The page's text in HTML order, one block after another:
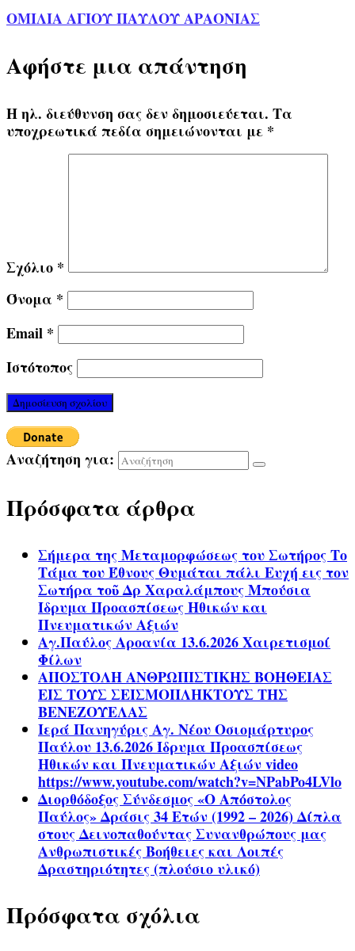
ΟΜΙΛΙΑ ΑΓΙΟΥ ΠΑΥΛΟΥ ΑΡΑΟΝΙΑΣ
Αφήστε μια απάντηση
Η ηλ. διεύθυνση σας δεν δημοσιεύεται. Τα
υποχρεωτικά πεδία σημειώνονται με *
Σχόλιο *
Όνομα *
Email *
Ιστότοπος
Αναζήτηση για:
Πρόσφατα άρθρα
Σήμερα της Μεταμορφώσεως του Σωτήρος Το
Τάμα του Έθνους Θυμάται πάλι Ευχή εις τον
Σωτήρα τοῦ Δρ Χαραλάμπους Μπούσια
Ίδρυμα Προασπίσεως Ηθικών και
Πνευματικών Αξιών
Αγ.Παύλος Αροανία 13.6.2026 Χαιρετισμοί
Φίλων
ΑΠΟΣΤΟΛΗ ΑΝΘΡΩΠΙΣΤΙΚΗΣ ΒΟΗΘΕΙΑΣ
ΕΙΣ ΤΟΥΣ ΣΕΙΣΜΟΠΛΗΚΤΟΥΣ ΤΗΣ
ΒΕΝΕΖΟΥΕΛΑΣ
Ιερά Πανηγύρις Αγ. Νέου Οσιομάρτυρος
Παύλου 13.6.2026 Ίδρυμα Προασπίσεως
Ηθικών και Πνευματικών Αξιών video
https://www.youtube.com/watch?v=NPabPo4LVlo
Διορθόδοξος Σύνδεσμος «Ο Απόστολος
Παύλος» Δράσις 34 Ετών (1992 – 2026) Δίπλα
στους Δεινοπαθούντας Συνανθρώπους μας
Ανθρωπιστικές Βοήθειες και Λοιπές
Δραστηριότητες (πλούσιο υλικό)
Πρόσφατα σχόλια